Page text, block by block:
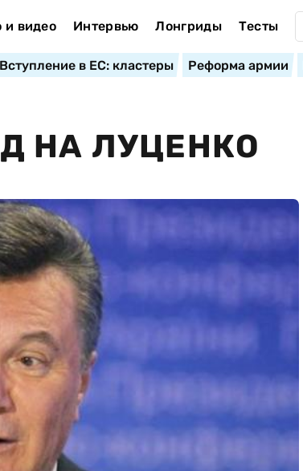
и видео Интервью Лонгриды Тесты
Вступление в ЕС: кластеры Реформа армии
НА ЛУЦЕНКО